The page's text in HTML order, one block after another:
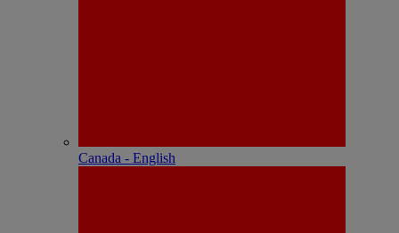
Canada - English